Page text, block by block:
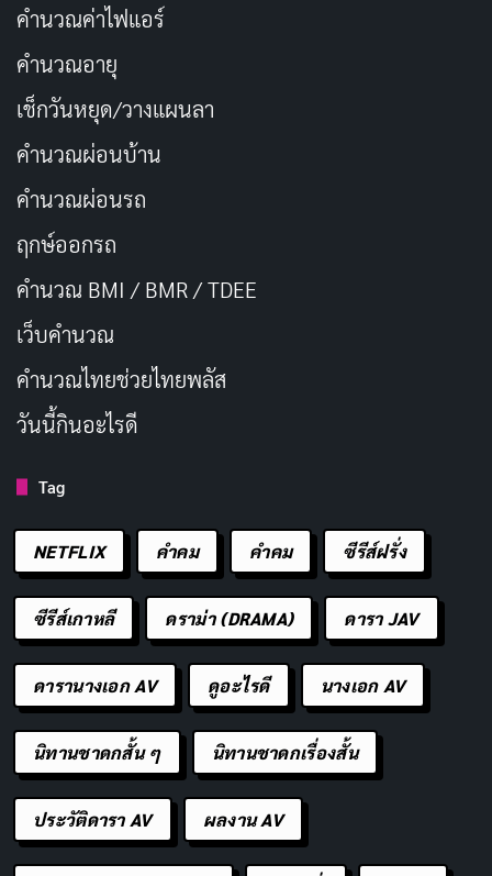
อีกหนึ่งองค์ประกอบที่ทำให้เรื่องนี้หนักแน่นคือการปรากฏ
ตัวของ วิโอลา (Viola) และ ริทสึ (Ritsu) อดีตเพื่อนร่วมวง
ของอาราเละที่กลับมาในฐานะคู่แข่งที่พร้อมจะเหยียบย่ำ วิ
แต่เธอคือภาพสะท้อนของความล้มเหลวในอดีตของอารา
เละที่ยังตามหลอกหลอน การเผชิญหน้ากับอดีตในรูปแบบ
ของคนที่เคยรู้จักกันดีที่สุด คือเดิมพันทางอารมณ์ที่สูงกว่า
การแข่งดนตรีบนเวที
นอกจากนี้ ยังมีกลุ่ม Fairy Bouquet คู่แข่งอีกกลุ่มที่เริ่ม
YUME∞MITA ไม่ได้หมุนรอบเพียง MewType เท่านั้น แต่
เป็นระบบนิเวศของไอดอลและเกิร์ลกรุ๊ปที่แข่งขันกันจริงจัง
หากต้องการหา อนิเมะแนวดนตรีที่พูดถึงตัวตนและความ
เปราะบางของวัยรุ่นอย่างตรงไปตรงมา BanG Dream!
YUME∞MITA คือคำตอบที่ถูกต้อง ช่วงอายุ 15-16 ปีเป็น
ช่วงที่อารมณ์แปรปรวนสูง มิตรภาพและความเป็นศัตรูอยู่
ห่างกันเพียงเส้นบาง ๆ การที่ซีรีส์ให้พื้นที่กับความเปราะ
บางของตัวละครโดยไม่พยายามทำให้มันดูน่ารักหรือเบา
ทั่วไป
คำนวณค่าไฟแอร์
คำนวณอายุ
เช็กวันหยุด/วางแผนลา
คำนวณผ่อนบ้าน
คำนวณผ่อนรถ
ฤกษ์ออกรถ
คำนวณ BMI / BMR / TDEE
เว็บคํานวณ
คํานวณไทยช่วยไทยพลัส
วันนี้กินอะไรดี
Tag
NETFLIX คำคม คําคม ซีรีส์ฝรั่ง
ซีรีส์เกาหลี ดราม่า (DRAMA) ดารา JAV
ดารานางเอก AV ดูอะไรดี นางเอก AV
นิทานชาดกสั้น ๆ นิทานชาดกเรื่องสั้น
ประวัติดารา AV ผลงาน AV